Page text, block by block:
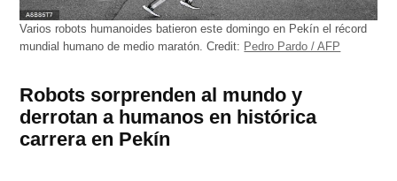
Varios robots humanoides batieron este domingo en Pekín el récord
mundial humano de medio maratón.Credit: Pedro Pardo / AFP
Robots sorprenden al mundo y
derrotan a humanos en histórica
carrera en Pekín